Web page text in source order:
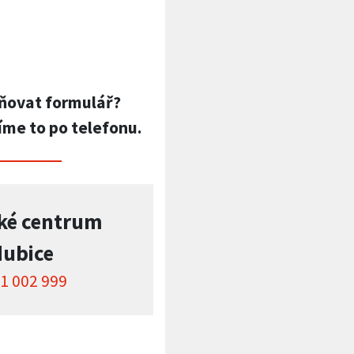
formulář?
to po telefonu.
centrum
002 999